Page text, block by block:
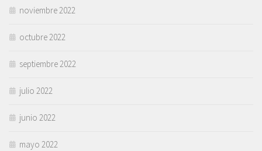
noviembre 2022
octubre 2022
septiembre 2022
julio 2022
junio 2022
mayo 2022